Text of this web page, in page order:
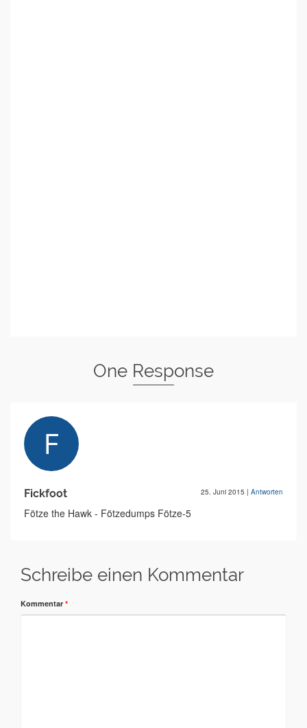
One Response
Fickfoot 25. Juni 2015 | Antworten
Fötze the Hawk - Fötzedumps Fötze-5
Schreibe einen Kommentar
Kommentar *